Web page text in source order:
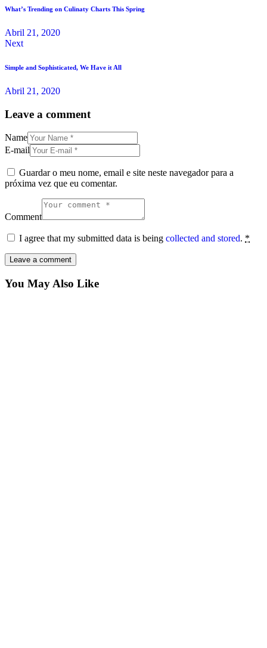
What’s Trending on Culinaty Charts This Spring
Abril 21, 2020
Next
Simple and Sophisticated, We Have it All
Abril 21, 2020
Leave a comment
Name
E-mail
Guardar o meu nome, email e site neste navegador para a
próxima vez que eu comentar.
Comment
I agree that my submitted data is being collected and stored. *
You May Also Like